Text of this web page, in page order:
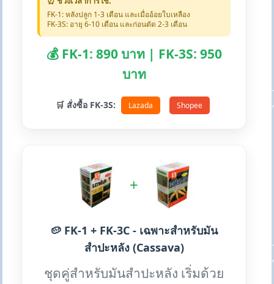
FK-1: หลังปลูก 1-3 เดือน และเมื่ออ้อยใบเหลือง
FK-3S: อายุ 6-10 เดือน และก่อนตัด 2-3 เดือน
💰 FK-1: 890 บาท | FK-3S: 950
บาท
🛒 สั่งซื้อ FK-3S: Lazada Shopee
+
🥔 FK-1 + FK-3C - เฉพาะสำหรับมัน
สำปะหลัง (Cassava)
ชุดคู่สำหรับมันสำปะหลัง เริ่มด้วย